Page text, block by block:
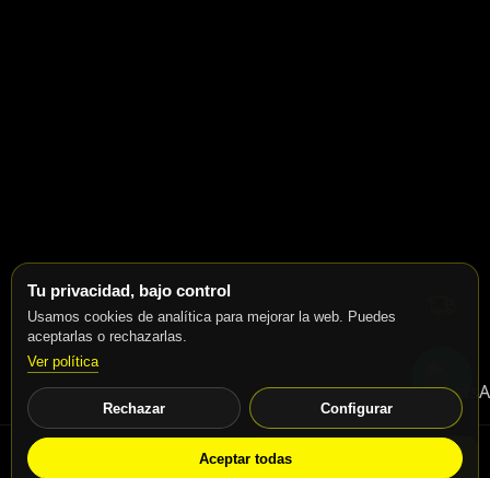
Tu privacidad, bajo control
Usamos cookies de analítica para mejorar la web. Puedes
aceptarlas o rechazarlas.
Ver política
Rechazar Configurar
Aceptar todas